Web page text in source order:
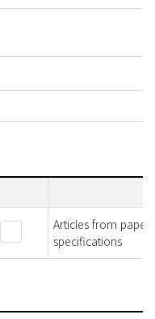
Articles from
specifications